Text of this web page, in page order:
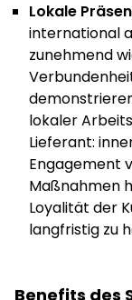
Lokale
international
zunehmend
lokaler
Lieferant:
Engagement
Maßnahmen
Loyalität der
langfristig zu
Benefits des